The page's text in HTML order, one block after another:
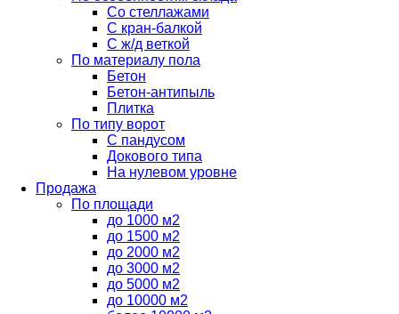
Со стеллажами
С кран-балкой
С ж/д веткой
По материалу пола
Бетон
Бетон-антипыль
Плитка
По типу ворот
С пандусом
Докового типа
На нулевом уровне
Продажа
По площади
до 1000 м2
до 1500 м2
до 2000 м2
до 3000 м2
до 5000 м2
до 10000 м2